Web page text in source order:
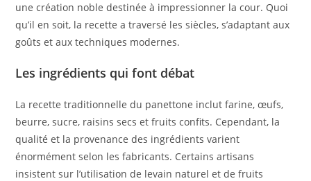
une création noble destinée à impressionner la cour. Quoi
qu’il en soit, la recette a traversé les siècles, s’adaptant aux
goûts et aux techniques modernes.
Les ingrédients qui font débat
La recette traditionnelle du panettone inclut farine, œufs,
beurre, sucre, raisins secs et fruits confits. Cependant, la
qualité et la provenance des ingrédients varient
énormément selon les fabricants. Certains artisans
insistent sur l’utilisation de levain naturel et de fruits